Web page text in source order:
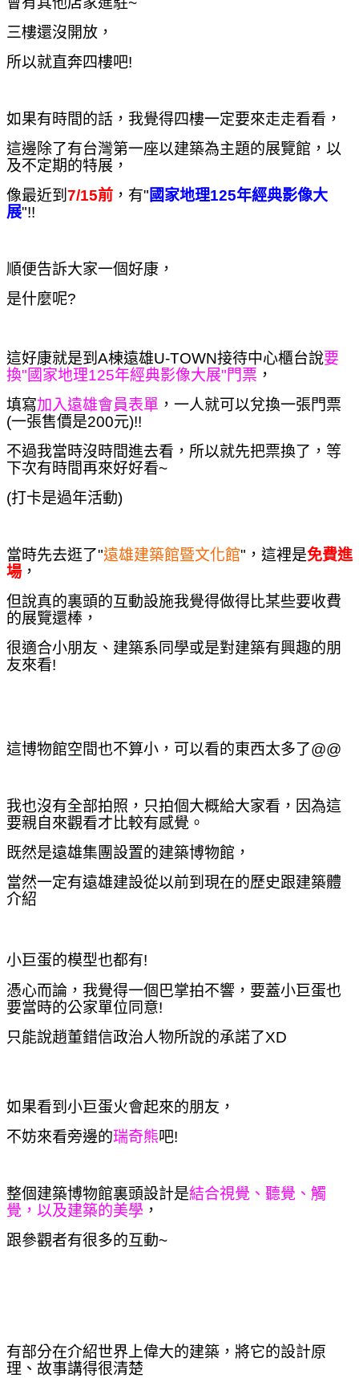
三樓還沒開放，
所以就直奔四樓吧!
如果有時間的話，我覺得四樓一定要來走走看看，
這邊除了有台灣第一座以建築為主題的展覽館 ， 以
及不定期的特展，
像最近到 7/15前 ，有"國家地理125年經典影像大
展"!!
順便告訴大家一個好康，
是什麼呢?
這好康就是到A棟遠雄U-TOWN接待中心櫃台說要
換"國家地理125年經典影像大展"門票 ，
填寫加入遠雄會員表單 ，一人就可以兌換一張門票
(一張售價是200元)!!
不過我當時沒時間進去看，所以就先把票換了，等
下次有時間再來好好看~
(打卡是過年活動)
當時先去逛了"遠雄建築館暨文化館"，這裡是免費進
場 ，
但說真的裏頭的互動設施我覺得做得比某些要收費
的展覽還棒，
很適合小朋友、建築系同學或是對建築有興趣的朋
友來看!
這博物館空間也不算小， 可以看的東西太多了@@
我也沒有全部拍照，只拍個大概給大家看，因為這
要親自來觀看才比較有感覺。
既然是遠雄集團設置的建築博物館，
當然一定有遠雄建設從以前到現在的歷史跟建築體
介紹
小巨蛋的模型也都有!
憑心而論，我覺得一個巴掌拍不響，要蓋小巨蛋也
要當時的公家單位同意!
只能說趙董錯信政治人物所說的承諾了XD
如果看到小巨蛋火會起來的朋友，
不妨來看旁邊的瑞奇熊吧!
整個建築博物館裏頭設計是結合視覺、聽覺、觸
覺，以及建築的美學 ，
跟參觀者有很多的互動~
有部分在介紹世界上偉大的建築，將它的設計原
理、故事講得很清楚